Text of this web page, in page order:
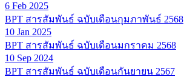
6 Feb 2025
BPT สารสัมพันธ์ ฉบับเดือนกุมภาพันธ์ 2568
10 Jan 2025
BPT สารสัมพันธ์ ฉบับเดือนมกราคม 2568
10 Sep 2024
BPT สารสัมพันธ์ ฉบับเดือนกันยายน 2567